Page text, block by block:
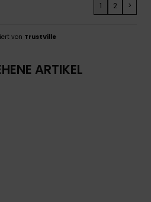
1 2 >
von TrustVille
ARTIKEL